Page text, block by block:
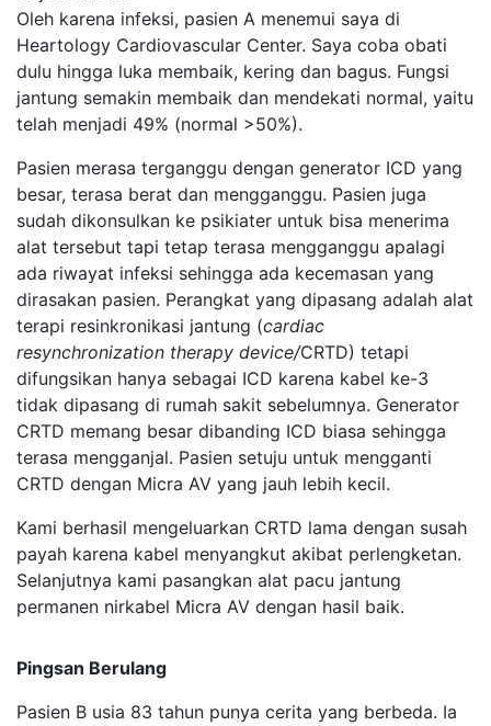
Oleh karena infeksi, pasien A menemui saya di
Heartology Cardiovascular Center. Saya coba obati
dulu hingga luka membaik, kering dan bagus. Fungsi
jantung semakin membaik dan mendekati normal, yaitu
telah menjadi 49% (normal >50%).
Pasien merasa terganggu dengan generator ICD yang
besar, terasa berat dan mengganggu. Pasien juga
sudah dikonsulkan ke psikiater untuk bisa menerima
alat tersebut tapi tetap terasa mengganggu apalagi
ada riwayat infeksi sehingga ada kecemasan yang
dirasakan pasien. Perangkat yang dipasang adalah alat
terapi resinkronikasi jantung (cardiac
resynchronization therapy device/CRTD) tetapi
difungsikan hanya sebagai ICD karena kabel ke-3
tidak dipasang di rumah sakit sebelumnya. Generator
CRTD memang besar dibanding ICD biasa sehingga
terasa mengganjal. Pasien setuju untuk mengganti
CRTD dengan Micra AV yang jauh lebih kecil.
Kami berhasil mengeluarkan CRTD lama dengan susah
payah karena kabel menyangkut akibat perlengketan.
Selanjutnya kami pasangkan alat pacu jantung
permanen nirkabel Micra AV dengan hasil baik.
Pingsan Berulang
Pasien B usia 83 tahun punya cerita yang berbeda. Ia